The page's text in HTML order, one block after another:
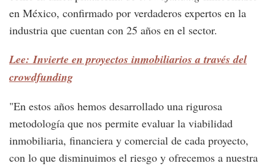
en México, confirmado por verdaderos expertos en la
industria que cuentan con 25 años en el sector.
Lee: Invierte en proyectos inmobiliarios a través del
crowdfunding
"En estos años hemos desarrollado una rigurosa
metodología que nos permite evaluar la viabilidad
inmobiliaria, financiera y comercial de cada proyecto,
con lo que disminuimos el riesgo y ofrecemos a nuestra